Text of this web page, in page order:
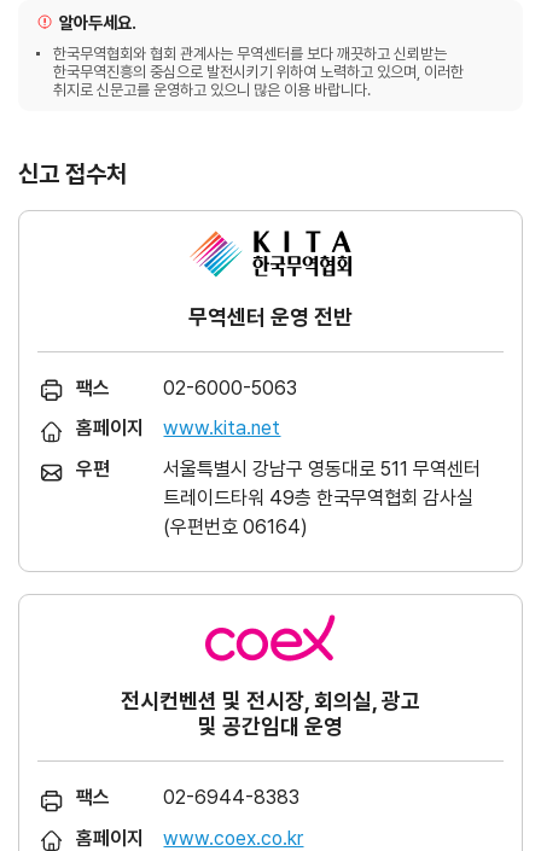
알아두세요.
한국무역협회와 협회 관계사는 무역센터를 보다 깨끗하고 신뢰받는
한국무역진흥의 중심으로 발전시키기 위하여 노력하고 있으며, 이러한
취지로 신문고를 운영하고 있으니 많은 이용 바랍니다.
신고 접수처
무역센터 운영 전반
팩스
02-6000-5063
홈페이지
www.kita.net
우편
서울특별시 강남구 영동대로 511 무역센터
트레이드타워 49층 한국무역협회 감사실
(우편번호 06164)
전시컨벤션 및 전시장, 회의실, 광고
및 공간임대 운영
팩스
02-6944-8383
홈페이지
www.coex.co.kr